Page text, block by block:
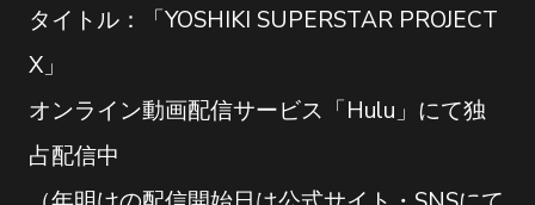
タイトル：「YOSHIKI SUPERSTAR PROJECT
X」
オンライン動画配信サービス「Hulu」にて独
占配信中